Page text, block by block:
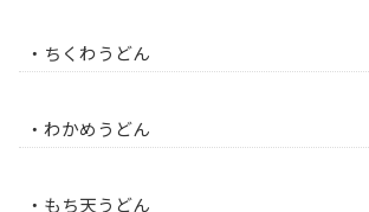
・ちくわうどん
・わかめうどん
・もち天うどん